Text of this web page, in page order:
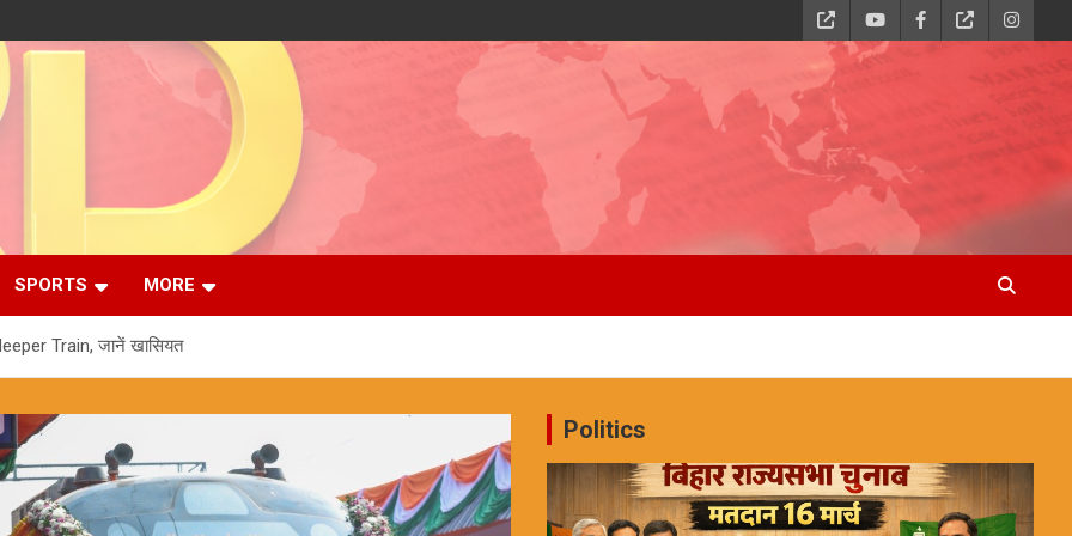
SPORTS MORE
Train, जानें खासियत
Politics